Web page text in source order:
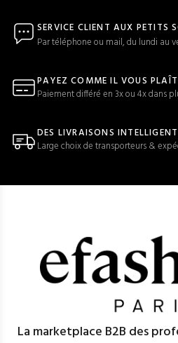
SERVICE CLIENT AUX PETITS
Par téléphone ou mail, du lundi au
PAYEZ COMME IL VOUS PLAÎT
Paiement différé en 3x ou 4x dans
DES LIVRAISONS
Large choix de transporteurs &
La marketplace B2B des